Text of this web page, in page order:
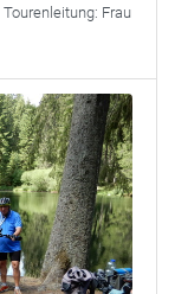
Tourenleitung: Frau